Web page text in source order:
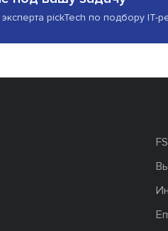
эксперта pickTech по подбору IT-